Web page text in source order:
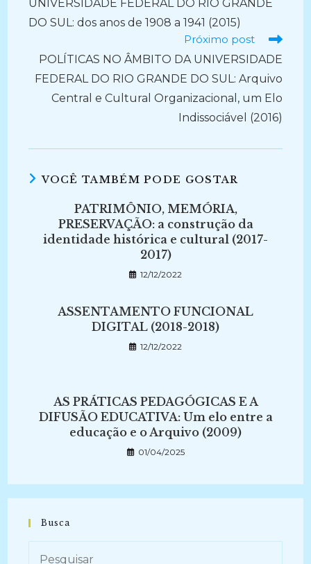
UNIVERSIDADE FEDERAL DO RIO GRANDE
DO SUL: dos anos de 1908 a 1941 (2015)
Próximo post
POLÍTICAS NO ÂMBITO DA UNIVERSIDADE
FEDERAL DO RIO GRANDE DO SUL: Arquivo
Central e Cultural Organizacional, um Elo
Indissociável (2016)
VOCÊ TAMBÉM PODE GOSTAR
PATRIMÔNIO, MEMÓRIA,
PRESERVAÇÃO: a construção da
identidade histórica e cultural (2017-
2017)
12/12/2022
ASSENTAMENTO FUNCIONAL
DIGITAL (2018-2018)
12/12/2022
AS PRÁTICAS PEDAGÓGICAS E A
DIFUSÃO EDUCATIVA: Um elo entre a
educação e o Arquivo (2009)
01/04/2025
Busca